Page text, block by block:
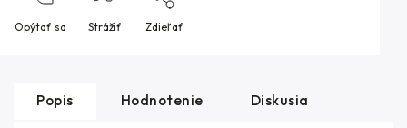
Opýtať sa Strážiť Zdieľať
Popis Hodnotenie Diskusia